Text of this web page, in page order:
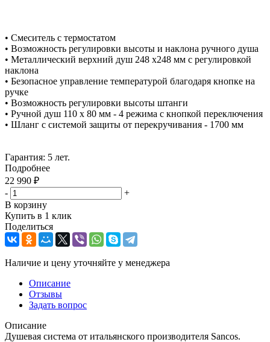
• Смеситель с термостатом
• Возможность регулировки высоты и наклона ручного душа
• Металлический верхний душ 248 x248 мм с регулировкой
наклона
• Безопасное управление температурой благодаря кнопке на
ручке
• Возможность регулировки высоты штанги
• Ручной душ 110 x 80 мм - 4 режима с кнопкой переключения
• Шланг с системой защиты от перекручивания - 1700 мм
Гарантия: 5 лет.
Подробнее
22 990 ₽
-
+
В корзину
Купить в 1 клик
Поделиться
Наличие и цену уточняйте у менеджера
Описание
Отзывы
Задать вопрос
Описание
Душевая система от итальянского производителя Sancos.